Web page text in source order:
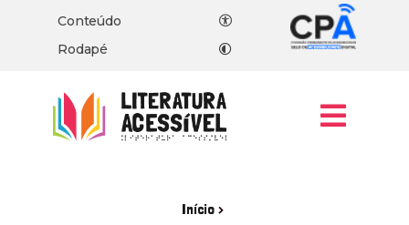
Conteúdo
Rodapé
Início, ir para a página inicial